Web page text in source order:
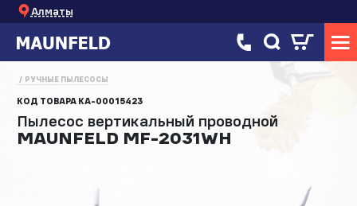
Алматы
РУЧНЫЕ ПЫЛЕСОСЫ
КОД ТОВАРА КА-00015423
Пылесос вертикальный проводной
MAUNFELD MF-2031WH